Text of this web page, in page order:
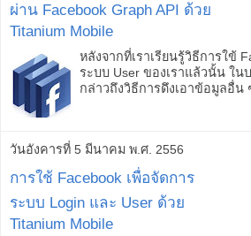
ผ่าน Facebook Graph API ด้วย
Titanium Mobile
หลังจากที่เราเรียนรู้วิธีการใข้
ระบบ User ของเราแล้วนั้น ใ
กล่าวถึงวิธีการดึงเอาข้อมูลอื่น
วันอังคารที่ 5 มีนาคม พ.ศ. 2556
การใช้ Facebook เพื่อจัดการ
ระบบ Login และ User ด้วย
Titanium Mobile